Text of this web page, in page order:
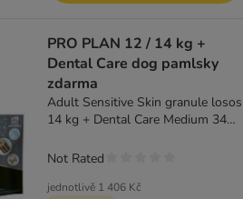
PRO PLAN 12 / 14 kg +
Dental Care dog pamlsky
zdarma
Adult Sensitive Skin granule losos
14 kg + Dental Care Medium 345
jednotlivě 1 406 Kč
Not Rated